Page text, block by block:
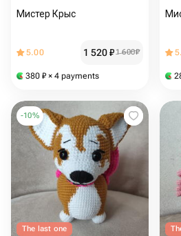
Мистер Крыс
5.00 1 520₽1 600₽
380 ₽ × 4 payments
-10%
The last one